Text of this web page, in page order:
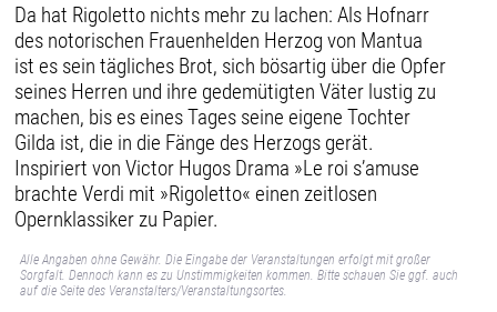
Da hat Rigoletto nichts mehr zu lachen: Als Hofnarr
des notorischen Frauenhelden Herzog von Mantua
ist es sein tägliches Brot, sich bösartig über die Opfer
seines Herren und ihre gedemütigten Väter lustig zu
machen, bis es eines Tages seine eigene Tochter
Gilda ist, die in die Fänge des Herzogs gerät.
Inspiriert von Victor Hugos Drama »Le roi s’amuse
brachte Verdi mit »Rigoletto« einen zeitlosen
Opernklassiker zu Papier.
Alle Angaben ohne Gewähr. Die Eingabe der Veranstaltungen erfolgt mit großer
Sorgfalt. Dennoch kann es zu Unstimmigkeiten kommen. Bitte schauen Sie ggf. auch
auf die Seite des Veranstalters/Veranstaltungsortes.